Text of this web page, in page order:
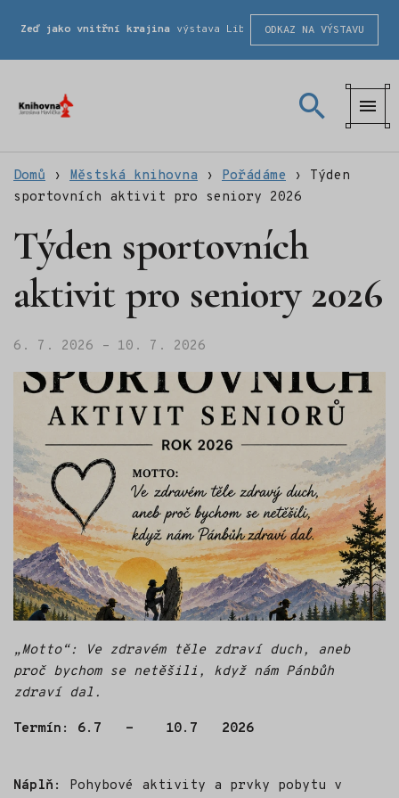
Zeď jako vnitřní krajina výstava Liberecké školy fotografické
ODKAZ NA VÝSTAVU
Domů › Městská knihovna › Pořádáme › Týden
sportovních aktivit pro seniory 2026
Týden sportovních
aktivit pro seniory 2026
6. 7. 2026 – 10. 7. 2026
„Motto“: Ve zdravém těle zdraví duch, aneb
proč bychom se netěšili, když nám Pánbůh
zdraví dal.
Termín: 6.7 - 10.7 2026
Náplň:
Pohybové aktivity a prvky pobytu v